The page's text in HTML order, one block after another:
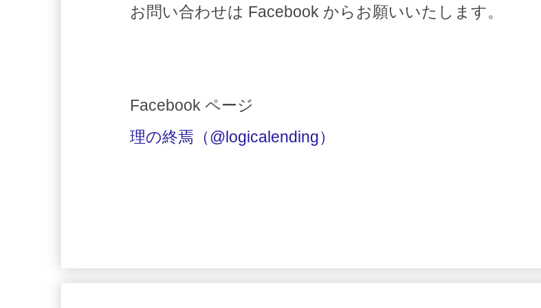
お問い合わせは Facebook からお願いいたします。
Facebook ページ
理の終焉（@logicalending）